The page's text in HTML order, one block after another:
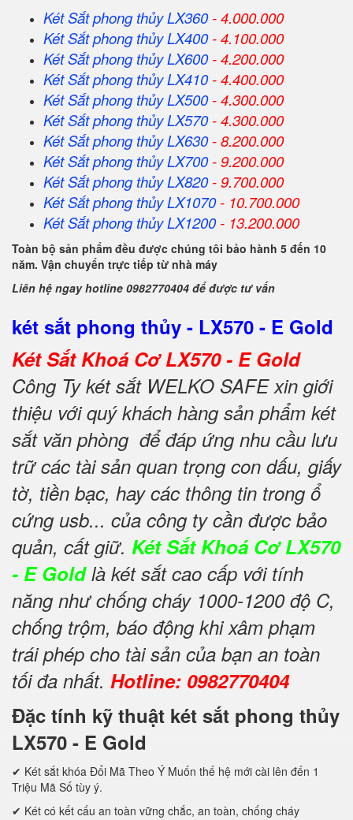
Két Sắt phong thủy LX360- 4.000.000
Két Sắtphong thủyLX400- 4.100.000
Két Sắtphong thủyLX600- 4.200.000
Két Sắtphong thủyLX410- 4.400.000
Két Sắtphong thủyLX500- 4.300.000
Két Sắtphong thủyLX570- 4.300.000
Két Sắtphong thủyLX630- 8.200.000
Két Sắtphong thủyLX700- 9.200.000
Két Sắtphong thủyLX820- 9.700.000
Két Sắtphong thủyLX1070- 10.700.000
Két Sắtphong thủyLX1200- 13.200.000
Toàn bộ sản phẩm đều được chúng tôi bảo hành 5 đến 10
năm. Vận chuyển trực tiếp từ nhà máy
Liên hệ ngay hotline 0982770404 để được tư vấn
két sắt phong thủy - LX570 - E Gold
Két Sắt Khoá Cơ LX570 - E Gold
Công Ty két sắt WELKO SAFE xin giới
thiệu với quý khách hàng sản phẩm két
sắt văn phòng để đáp ứng nhu cầu lưu
trữ các tài sản quan trọng con dấu, giấy
tờ, tiền bạc, hay các thông tin trong ổ
cứng usb... của công ty cần được bảo
quản, cất giữ. Két Sắt Khoá Cơ LX570
- E Goldlà két sắt cao cấp với tính
năng như chống cháy 1000-1200 độ C,
chống trộm, báo động khi xâm phạm
trái phép cho tài sản của bạn an toàn
tối đa nhất. Hotline: 0982770404
Đặc tính kỹ thuật két sắt phong thủy
LX570 - E Gold
✔ Két sắt khóa Đổi Mã Theo Ý Muốn thế hệ mới cài lên đến 1
Triệu Mã Số tùy ý.
✔ Két có kết cấu an toàn vững chắc, an toàn, chống cháy